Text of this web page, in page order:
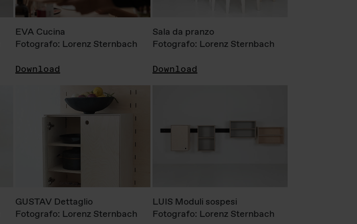
EVA Cucina
Fotografo: Lorenz Sternbach
Download
Sala da pranzo
Fotografo: Lorenz Sternbach
Download
GUSTAV Dettaglio
Fotografo: Lorenz Sternbach
LUIS Moduli sospesi
Fotografo: Lorenz Sternbach